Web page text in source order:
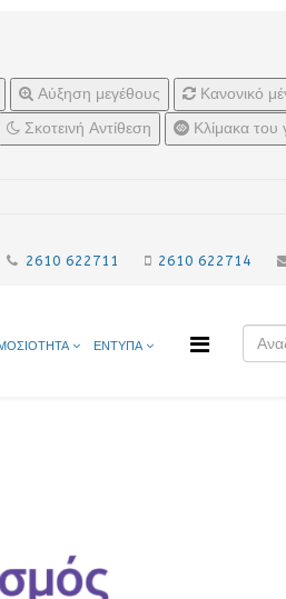
Αύξηση μεγέθους
Κανονικό
Σκοτεινή Αντίθεση
Κλίμακα του
2610 622711 2610 622714
ΕΝΤΥΠΑ